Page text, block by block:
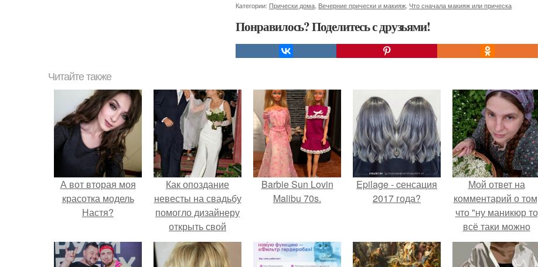
Категории: Прически дома Вечерние прически и макияж Что сначала макияж или прическа
Понравилось? Поделитесь с друзьями!
Читайте также
А вот вторая моя
красотка модель
Настя?
Как опоздание
невесты на свадьбу
помогло дизайнеру
открыть свой
бренд.
Barbie Sun Lovin
Malibu 70s.
Epilage - cенсация
2017 года?
Мой ответ на
комментарий о
что "ну маникюр то
всё таки можно
было бы сделать.